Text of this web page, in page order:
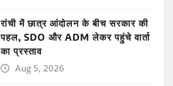
रांची में छात्र आंदोलन के बीच सरकार की
पहल, SDO और ADM लेकर पहुंचे वार्ता
का प्रस्ताव
Aug 5, 2026